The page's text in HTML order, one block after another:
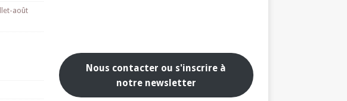
août
Nous contacter ou s'inscrire à
notre newsletter